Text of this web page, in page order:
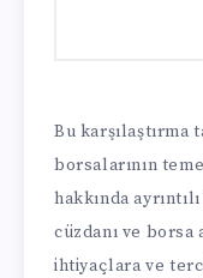
Bu karşılaştırma
borsalarının
hakkında
cüzdanı ve
ihtiyaçlara ve